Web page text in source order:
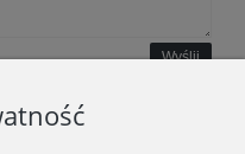
Wyślij